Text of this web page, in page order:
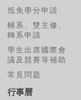
抵免學分申請
輔系、雙主修、
轉系申請
學生出席國際會
議及競賽等補助
常見問題
行事曆